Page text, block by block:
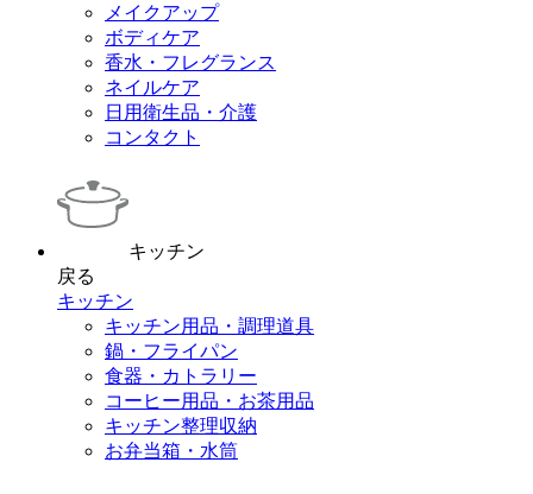
メイクアップ
ボディケア
香水・フレグランス
ネイルケア
日用衛生品・介護
コンタクト
キッチン
戻る
キッチン
キッチン用品・調理道具
鍋・フライパン
食器・カトラリー
コーヒー用品・お茶用品
キッチン整理収納
お弁当箱・水筒